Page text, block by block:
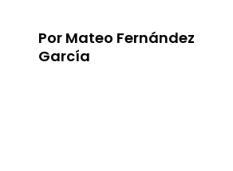
Por Mateo Fernández
García